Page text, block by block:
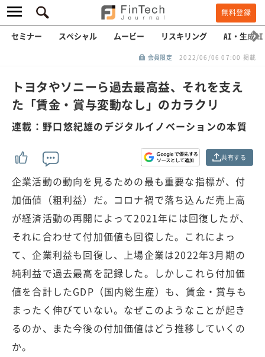
無料登録
セミナー スペシャル ムービー リスキリング AI・生成AI
会員限定 2022/06/06 07:00 掲載
トヨタやソニーら過去最高益、それを支え
た「賃金・賞与変動なし」のカラクリ
連載：野口悠紀雄のデジタルイノベーションの本質
共有する
企業活動の動向を見るための最も重要な指標が、付
加価値（粗利益）だ。コロナ禍で落ち込んだ売上高
が経済活動の再開によって2021年には回復したが、
それに合わせて付加価値も回復した。これによっ
て、企業利益も回復し、上場企業は2022年3月期の
純利益で過去最高を記録した。しかしこれら付加価
値を合計したGDP（国内総生産）も、賃金・賞与も
まったく伸びていない。なぜこのようなことが起き
るのか、また今後の付加価値はどう推移していくの
か。